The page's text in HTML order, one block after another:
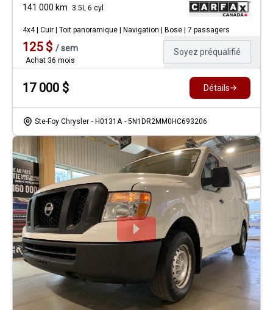
141 000 km 3.5L 6 cyl
4x4 | Cuir | Toit panoramique | Navigation | Bose | 7 passagers
125$ /sem
Achat 36 mois
Soyez préqualifié
17 000 $ Détails
Ste-Foy Chrysler - H0131A - 5N1DR2MM0HC693206